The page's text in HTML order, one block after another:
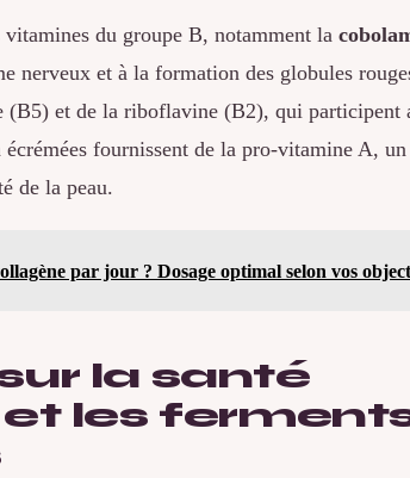
du groupe B, notamment la
nerveux et à la formation des globules
(B5) et de la riboflavine (B2), qui participent
fournissent de la pro-vitamine A,
de la peau.
par jour ? Dosage optimal selon vos
la santé
les